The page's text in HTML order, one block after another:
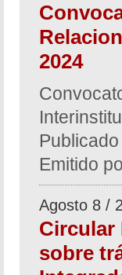
2024
Emitido
Agosto 8 /
Circular
sobre